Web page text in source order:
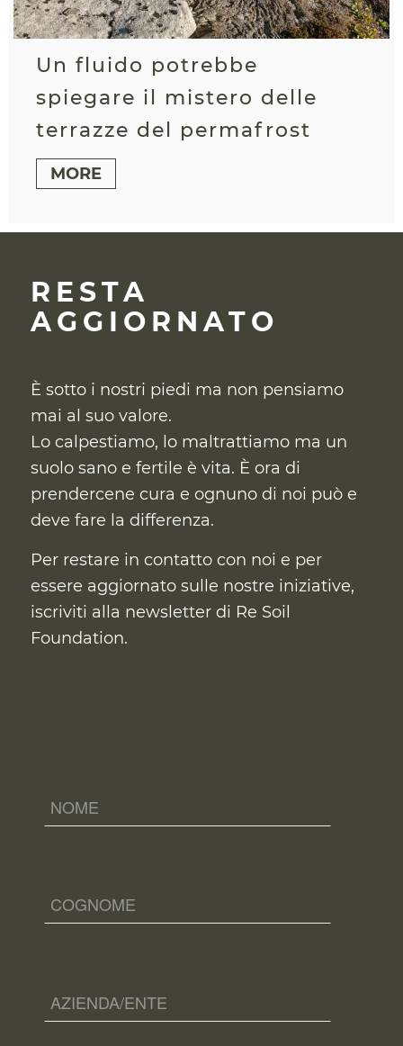
Un fluido potrebbe
spiegare il mistero delle
terrazze del permafrost
MORE
RESTA
AGGIORNATO
È sotto i nostri piedi ma non pensiamo
mai al suo valore.
Lo calpestiamo, lo maltrattiamo ma un
suolo sano e fertile è vita. È ora di
prendercene cura e ognuno di noi può e
deve fare la differenza.
Per restare in contatto con noi e per
essere aggiornato sulle nostre iniziative,
iscriviti alla newsletter di Re Soil
Foundation.